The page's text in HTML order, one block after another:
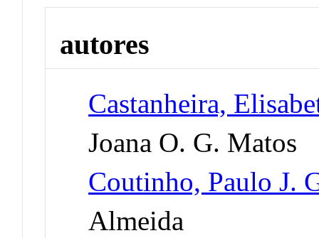
autores
Castanheira,
Joana O. G. Matos
Coutinho, Paulo J.
Almeida